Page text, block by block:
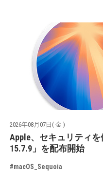
2026年08月07日( 金 )
Apple、セキュリティを
15.7.9」を配布開始
#macOS_Sequoia